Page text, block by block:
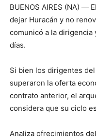
BUENOS AIRES (NA) —
dejar Huracán y no
comunicó a la dirigencia
días.
Si bien los dirigentes
superaron la oferta
contrato anterior, el
considera que su ciclo
Analiza ofrecimientos